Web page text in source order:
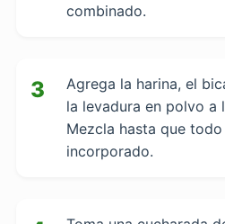
combinado.
3
Agrega la harina, el
la levadura en polvo a
Mezcla hasta que
incorporado.